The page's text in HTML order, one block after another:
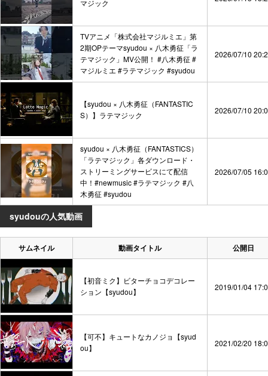
マジック
TVアニメ「株式会社マジルミエ」第
2期OPテーマsyudou × 八木勇征「ラ
テマジック」MV公開！ #八木勇征 #
マジルミエ #ラテマジック #syudou
2026/07/10
【syudou × 八木勇征（FANTASTIC
S）】ラテマジック
2026/07/10
syudou × 八木勇征（FANTASTICS）
「ラテマジック」各ダウンロード・
ストリーミングサービスにて配信
中！#newmusic #ラテマジック #八
木勇征 #syudou
2026/07/05
syudouの人気動画
サムネイル 動画タイトル 公開日
【初音ミク】ビターチョコデコレー
ション【syudou】
2019/01/04
【可不】キュートなカノジョ【syud
ou】
2021/02/20